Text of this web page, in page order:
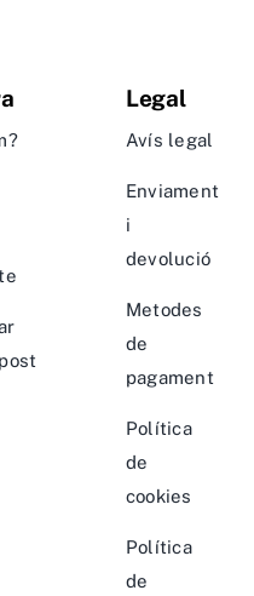
Legal
Avís legal
Enviament
i
devolució
Metodes
de
pagament
Política
de
cookies
Política
de